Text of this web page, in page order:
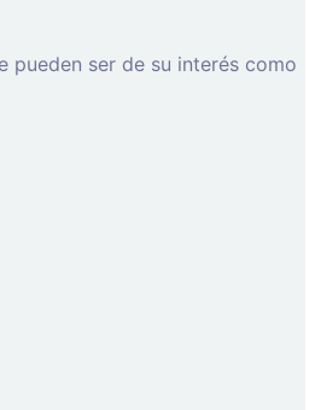
pueden ser de su interés como